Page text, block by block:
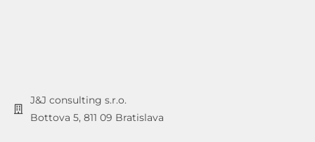
J&J consulting s.r.o.
Bottova 5, 811 09 Bratislava